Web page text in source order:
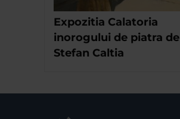
Expozitia Calatoria
inorogului de piatra de
Stefan Caltia